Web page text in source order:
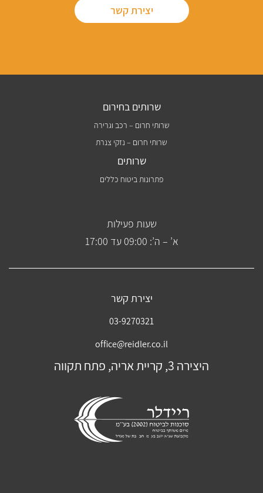
יצירת קשר
שרותים בחירום
שרותי חרום – רכב וגרירה
שרותי חרום – נזקי צנרת
שרותים
פתרונות ביטוח כללים
שעות פעילות
א’ – ה’: 09:00 עד 17:00
יצירת קשר
03-9270321
office@reidler.co.il
היצירה 3, קריית אריה, פתח תקווה